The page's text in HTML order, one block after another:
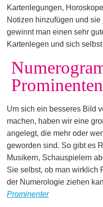
Kartenlegungen,
Notizen hinzufügen und
gewinnt man einen sehr
Kartenlegen und sich
Prominenten
Um sich ein besseres Bild
machen, haben wir eine
angelegt, die mehr oder
geworden sind. So gibt es
Musikern, Schauspielern
Sie selbst, ob man wirklich
der Numerologie ziehen
Prominenter